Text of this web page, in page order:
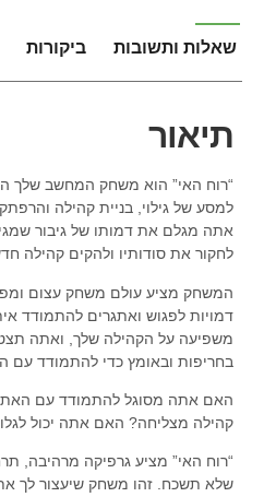
שאלות ותשובות ביקורות
תיאור
“רוח האי” הוא משחק המחשב שלך
למסע של גילוי, בניית קהילה
אתה מגלם את דמותו של גיבור
לחקור את סודותיו ולהקים קהילה
המשחק מציע עולם משחק עצום
דמויות לפגוש ואתגרים להתמודד
משפיעה על הקהילה שלך, ואתה
בחריפות ובאומץ כדי להתמודד עם
האם אתה מסוגל להתמודד עם
קהילה מצליחה? האם אתה יכול
“רוח האי” מציע גרפיקה מרהיבה,
שלא תשכח. זהו משחק שיעצור לך